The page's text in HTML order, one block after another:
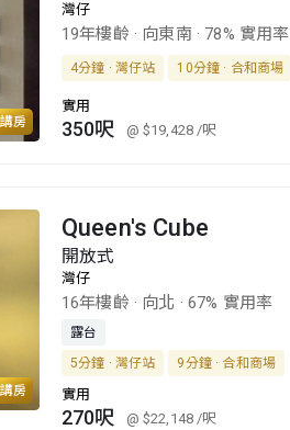
房
灣仔
19年樓齡 · 向東南 · 78% 實用率
4分鐘 · 灣仔站 10分鐘 · 合和商場
實用
350呎 @ $19,428/呎
房
Queen's Cube
開放式
灣仔
16年樓齡 · 向北 · 67% 實用率
露台
5分鐘 · 灣仔站
9分鐘 · 合和商場
實用
270呎 @ $22,148/呎